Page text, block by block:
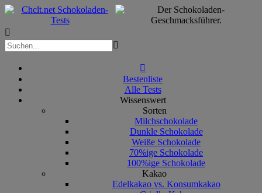



Bestenliste
Alle Tests
Wissenswert
Sorten
Milchschokolade
Dunkle Schokolade
Weiße Schokolade
70%ige Schokolade
100%ige Schokolade
Kakao
Edelkakao vs. Konsumkakao